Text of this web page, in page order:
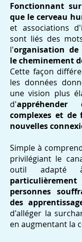
Fonctionnant
que le cerveau
et associations
sont liés des
l'organisation
le cheminement
Cette façon
les données
une vision plus
d'appréhender
complexes et de
nouvelles
Simple à
privilégiant le
outil adapté
personnes
des
d'alléger la
en augmentant la